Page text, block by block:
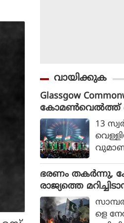
വായിക്കുക
Glassgow
കോമൺവെൽത്ത്
ഗ്ലാസ്ഗോയിൽ
ൽ നേട്ടത്തിൽ
13
വുമാണ്
ഭരണം തകര്‍ന്നു,
രാജ്യത്തെ
പാകിസ്ഥാന്‍
മൊഹ്സിന്‍ നഖ്വി
ളെ